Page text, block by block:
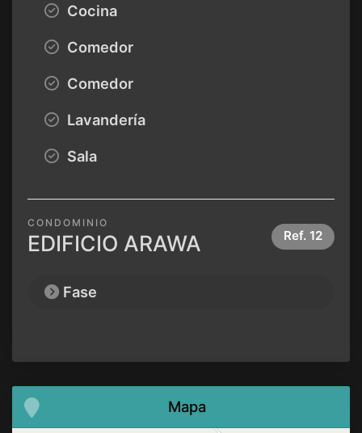
Cocina
Comedor
Comedor
Lavandería
Sala
CONDOMINIO
EDIFICIO ARAWA Ref. 12
Fase
Mapa